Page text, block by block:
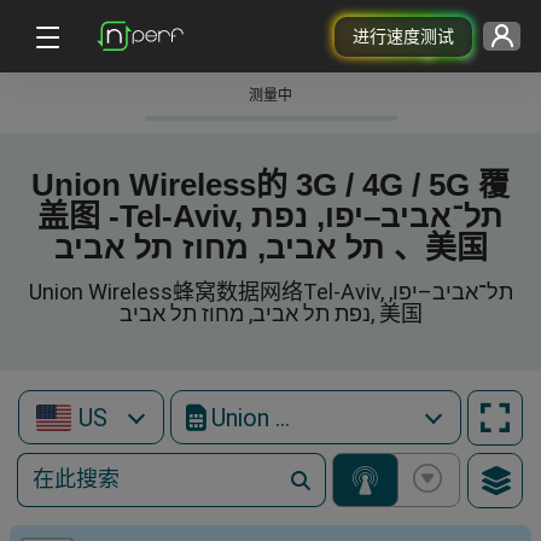
进行速度测试
测量中
Union Wireless的 3G / 4G / 5G 覆
盖图 -Tel-Aviv, תל־אביב–יפו, נפת
תל אביב, מחוז תל אביב 、美国
Union Wireless蜂窝数据网络Tel-Aviv, תל־אביב–יפו,
נפת תל אביב, מחוז תל אביב, 美国
US Union Wireless